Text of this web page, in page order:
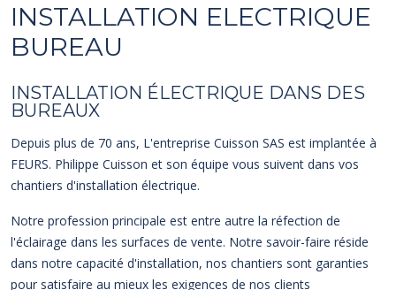
INSTALLATION ELECTRIQUE
BUREAU
INSTALLATION ÉLECTRIQUE DANS DES
BUREAUX
Depuis plus de 70 ans, L'entreprise Cuisson SAS est implantée à
FEURS. Philippe Cuisson et son équipe vous suivent dans vos
chantiers d'installation électrique.
Notre profession principale est entre autre la réfection de
l'éclairage dans les surfaces de vente. Notre savoir-faire réside
dans notre capacité d'installation, nos chantiers sont garanties
pour satisfaire au mieux les exigences de nos clients